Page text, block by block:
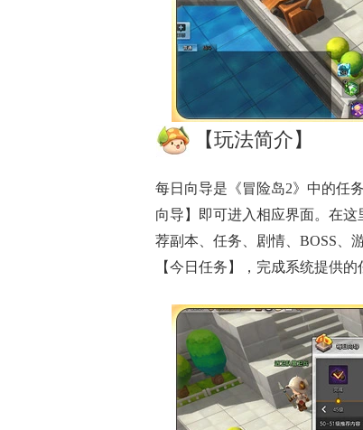
【玩法简介】
每日向导是《冒险岛2》中的任
向导】即可进入相应界面。在
荐副本、任务、剧情、BOSS、
【今日任务】，完成系统提供